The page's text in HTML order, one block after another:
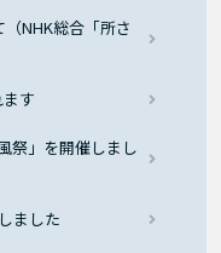
NHK総合「所さ
す
祭」を開催しまし
ました